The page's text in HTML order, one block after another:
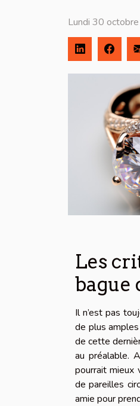
Lundi 30
Les
bague
Il n’est pas
de plus
de cette
au préalable.
pourrait mieux
de pareilles
amie pour